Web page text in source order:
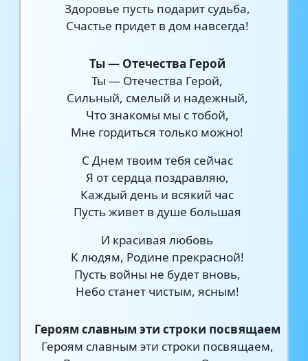
Здоровье пусть подарит судьба,
Счастье придет в дом навсегда!
Ты — Отечества Герой
Ты — Отечества Герой,
Сильный, смелый и надежный,
Что знакомы мы с тобой,
Мне гордиться только можно!
С Днем твоим тебя сейчас
Я от сердца поздравляю,
Каждый день и всякий час
Пусть живет в душе большая
И красивая любовь
К людям, Родине прекрасной!
Пусть войны не будет вновь,
Небо станет чистым, ясным!
Героям славным эти строки посвящаем
Героям славным эти строки посвящаем,